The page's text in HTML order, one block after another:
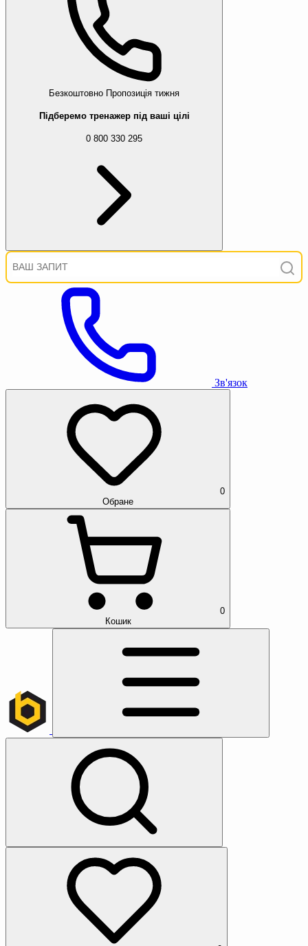
Безкоштовно Пропозиція тижня
Підберемо тренажер під ваші цілі
0 800 330 295
Зв'язок
0
Обране
0
Кошик